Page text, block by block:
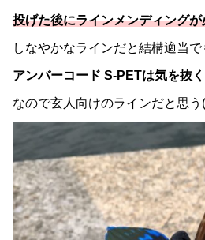
投げた後にラインメンディングが
しなやかなラインだと結構適当
アンバーコード S-PETは気を抜
なので玄人向けのラインだと思